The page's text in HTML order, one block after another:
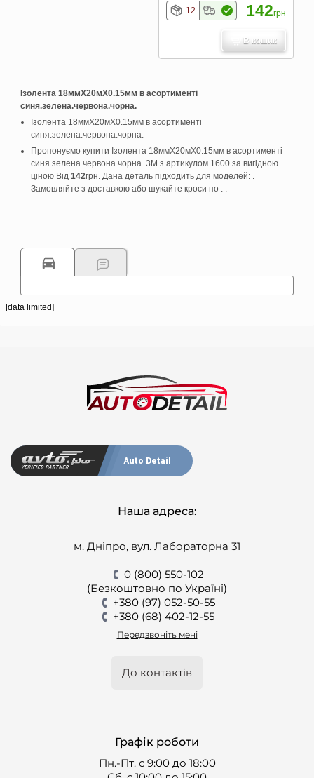
Ізолента 18ммX20мX0.15мм в асортименті
синя.зелена.червона.чорна.
Ізолента 18ммX20мX0.15мм в асортименті
синя.зелена.червона.чорна.
Пропонуємо купити Ізолента 18ммX20мX0.15мм в асортименті
синя.зелена.червона.чорна. 3M з артикулом 1600 за вигідною
ціною Від 142грн. Дана деталь підходить для моделей: .
Замовляйте з доставкою або шукайте кроси по : .
12 142грн
В кошик
[data limited]
Auto Detail
Наша адреса:
м. Дніпро, вул. Лабораторна 31
0 (800) 550-102
(Безкоштовно по Україні)
+380 (97) 052-50-55
+380 (68) 402-12-55
Передзвоніть мені
До контактів
Графік роботи
Пн.-Пт. с 9:00 до 18:00